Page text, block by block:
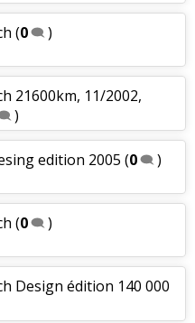
(0 )
21600km, 11/2002,
)
edition 2005 (0 )
(0 )
Design édition 140 000